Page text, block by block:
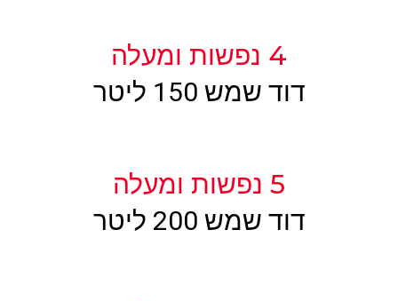
4 נפשות ומעלה
דוד שמש 150 ליטר
5 נפשות ומעלה
דוד שמש 200 ליטר